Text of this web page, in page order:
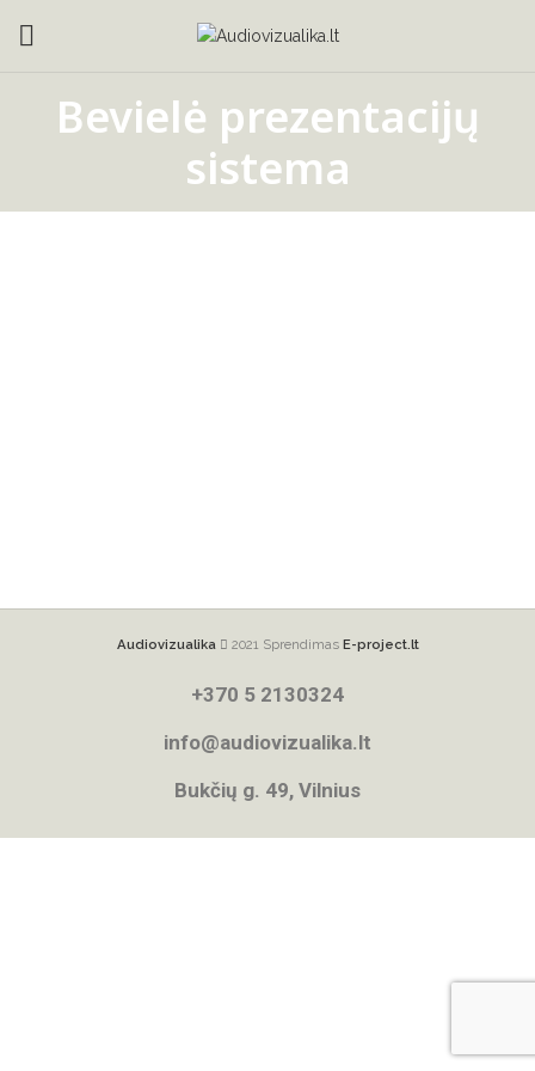
Bevielė prezentacijų
sistema
Audiovizualika 2021 Sprendimas E-project.lt
+370 5 2130324
info@audiovizualika.lt
Bukčių g. 49, Vilnius